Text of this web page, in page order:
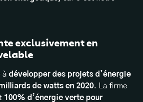
exclusivement en
à développer des projets d’énergie
de watts en 2020. La firme
100% d’énergie verte pour